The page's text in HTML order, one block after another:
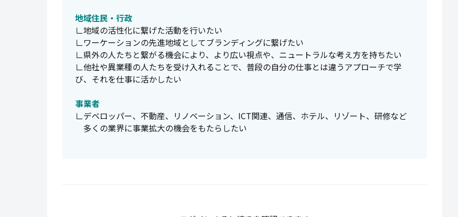
地域住民・行政
∟地域の活性化に繋げた活動を行いたい
∟ワーケーションの先進地域としてブランディングに繋げたい
∟県外の人たちと繋がる機会により、より広い視点や、ニュートラルな考え方を持ちたい
∟他社や異業種の人たちを受け入れることで、普段の自分の仕事とは違うアプローチで学
び、それを仕事に活かしたい
事業者
∟デベロッパー、不動産、リノベーション、ICT関連、通信、ホテル、リゾート、研修など
多くの業界に事業拡大の機会をもたらしたい